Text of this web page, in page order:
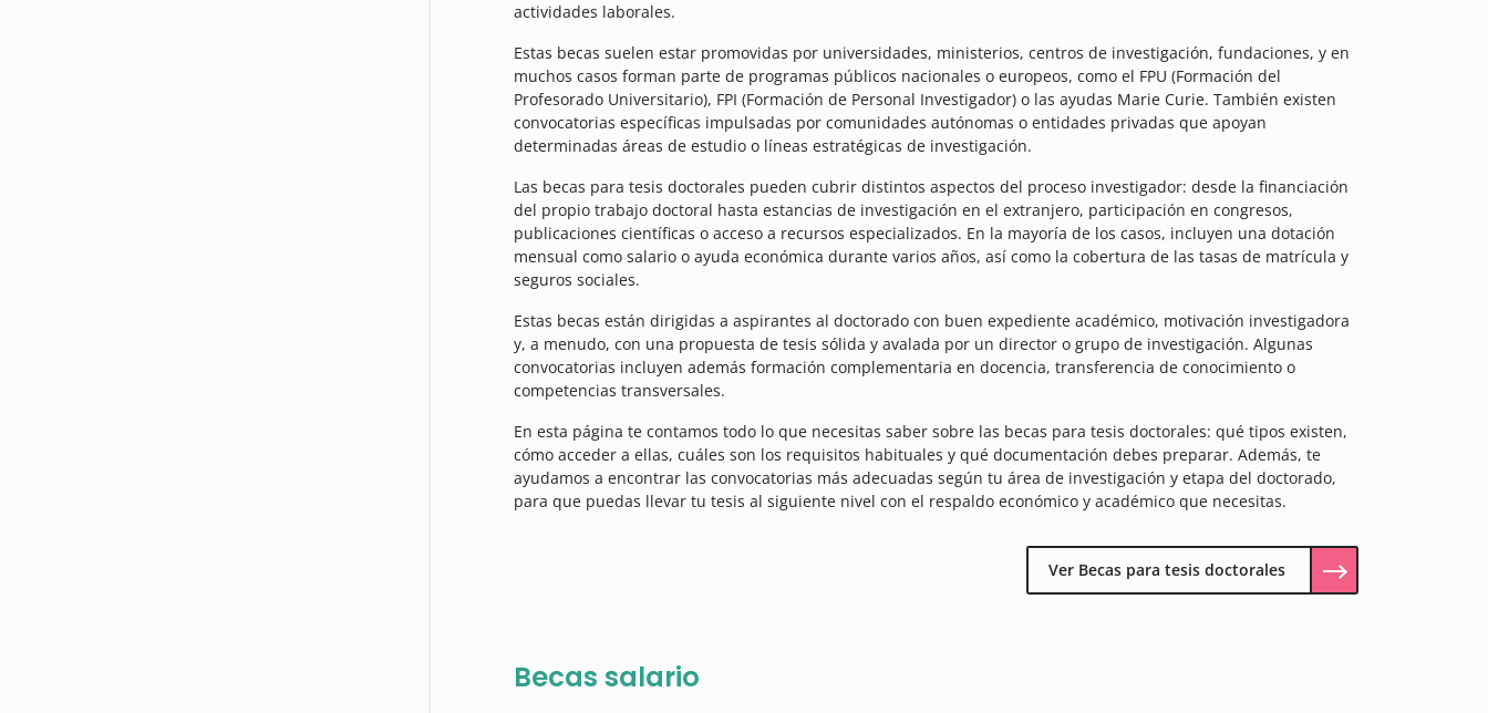
actividades laborales.
Estas becas suelen estar promovidas por universidades, ministerios, centros de investigación, fundaciones, y en
muchos casos forman parte de programas públicos nacionales o europeos, como el FPU (Formación del
Profesorado Universitario), FPI (Formación de Personal Investigador) o las ayudas Marie Curie. También existen
convocatorias específicas impulsadas por comunidades autónomas o entidades privadas que apoyan
determinadas áreas de estudio o líneas estratégicas de investigación.
Las becas para tesis doctorales pueden cubrir distintos aspectos del proceso investigador: desde la financiación
del propio trabajo doctoral hasta estancias de investigación en el extranjero, participación en congresos,
publicaciones científicas o acceso a recursos especializados. En la mayoría de los casos, incluyen una dotación
mensual como salario o ayuda económica durante varios años, así como la cobertura de las tasas de matrícula y
seguros sociales.
Estas becas están dirigidas a aspirantes al doctorado con buen expediente académico, motivación investigadora
y, a menudo, con una propuesta de tesis sólida y avalada por un director o grupo de investigación. Algunas
convocatorias incluyen además formación complementaria en docencia, transferencia de conocimiento o
competencias transversales.
En esta página te contamos todo lo que necesitas saber sobre las becas para tesis doctorales: qué tipos existen,
cómo acceder a ellas, cuáles son los requisitos habituales y qué documentación debes preparar. Además, te
ayudamos a encontrar las convocatorias más adecuadas según tu área de investigación y etapa del doctorado,
para que puedas llevar tu tesis al siguiente nivel con el respaldo económico y académico que necesitas.
Ver Becas para tesis doctorales
Becas salario